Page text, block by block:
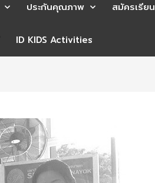
ประกันคุณภาพ สมัครเรียน
ID KIDS Activities